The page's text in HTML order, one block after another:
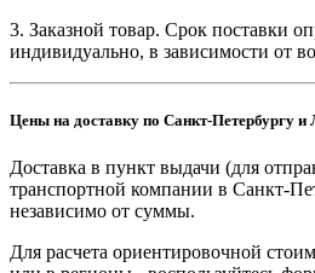
3. Заказной товар. Срок поставки
индивидуально, в зависимости от
Цены на доставку по Санкт-Петербургу
Доставка в пункт выдачи (для
транспортной компании в Санкт-
независимо от суммы.
Для расчета ориентировочной